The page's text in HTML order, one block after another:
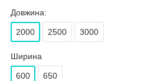
Довжина:
2000 2500 3000
Ширина
600 650